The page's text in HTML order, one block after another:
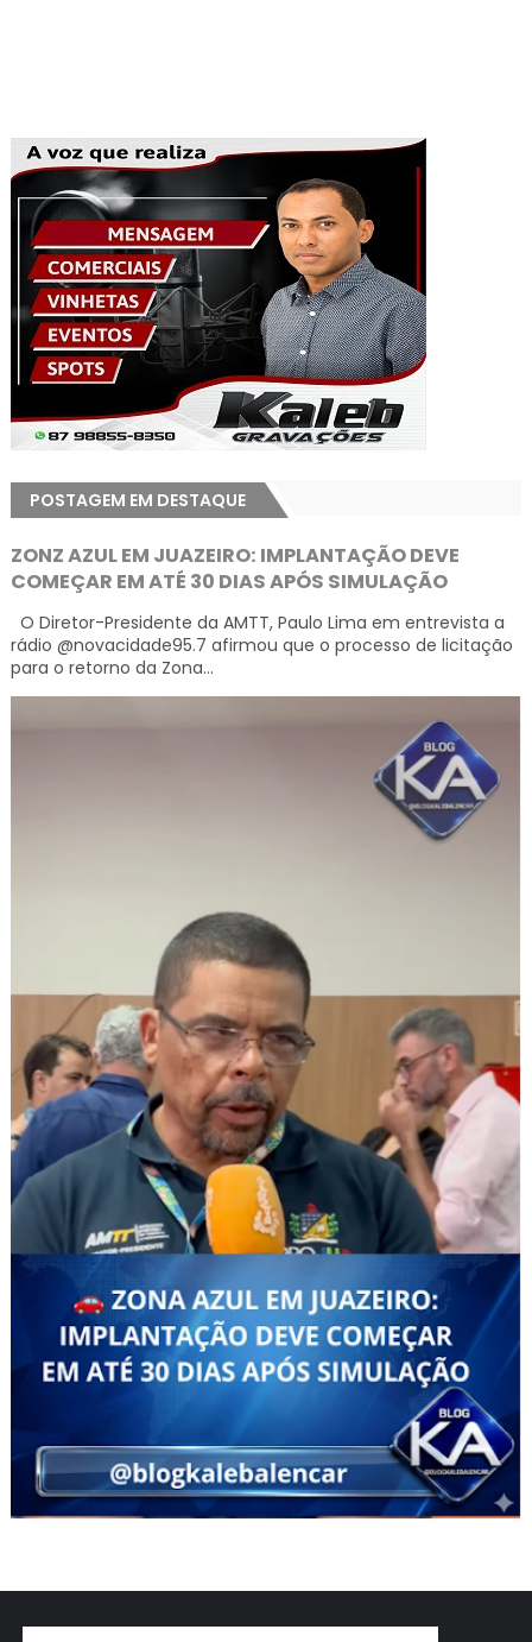
POSTAGEM EM DESTAQUE
ZONZ AZUL EM JUAZEIRO: IMPLANTAÇÃO DEVE
COMEÇAR EM ATÉ 30 DIAS APÓS SIMULAÇÃO
O Diretor-Presidente da AMTT, Paulo Lima em entrevista a
rádio @novacidade95.7 afirmou que o processo de licitação
para o retorno da Zona...